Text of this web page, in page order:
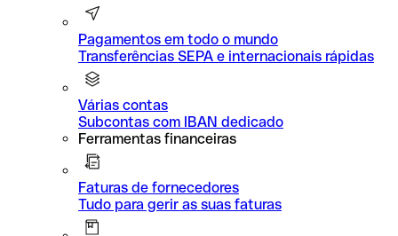
Pagamentos em todo o mundo
Transferências SEPA e internacionais rápidas
Várias contas
Subcontas com IBAN dedicado
Ferramentas financeiras
Faturas de fornecedores
Tudo para gerir as suas faturas